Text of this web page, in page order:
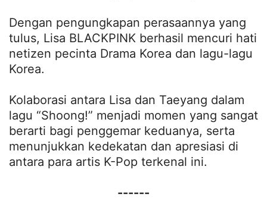
Dengan pengungkapan perasaannya yang
tulus, Lisa BLACKPINK berhasil mencuri hati
netizen pecinta Drama Korea dan lagu-lagu
Korea.
Kolaborasi antara Lisa dan Taeyang dalam
lagu “Shoong!” menjadi momen yang sangat
berarti bagi penggemar keduanya, serta
menunjukkan kedekatan dan apresiasi di
antara para artis K-Pop terkenal ini.
------